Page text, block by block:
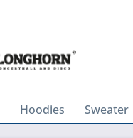
Hoodies Sweater